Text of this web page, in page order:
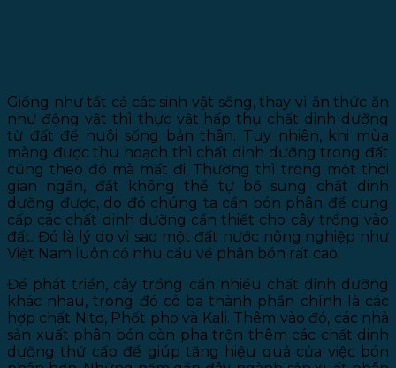
Giống như tất cả các sinh vật sống, thay vì ăn thức ăn
như động vật thì thực vật hấp thụ chất dinh dưỡng
từ đất để nuôi sống bản thân. Tuy nhiên, khi mùa
màng được thu hoạch thì chất dinh dưỡng trong đất
cũng theo đó mà mất đi. Thường thì trong một thời
gian ngắn, đất không thể tự bổ sung chất dinh
dưỡng được, do đó chúng ta cần bón phân để cung
cấp các chất dinh dưỡng cần thiết cho cây trồng vào
đất. Đó là lý do vì sao một đất nước nông nghiệp như
Việt Nam luôn có nhu cầu về phân bón rất cao.
Để phát triển, cây trồng cần nhiều chất dinh dưỡng
khác nhau, trong đó có ba thành phần chính là các
hợp chất Nitơ, Phốt pho và Kali. Thêm vào đó, các nhà
sản xuất phân bón còn pha trộn thêm các chất dinh
dưỡng thứ cấp để giúp tăng hiệu quả của việc bón